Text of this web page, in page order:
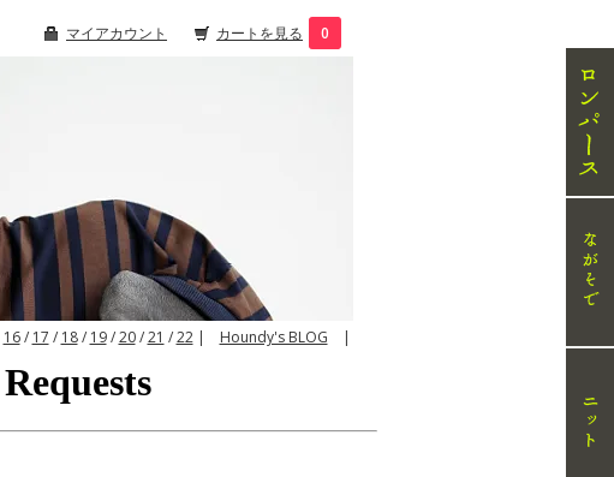
マイアカウント カートを見る 0
16/ 17 / 18/ 19/20/21 /22| Houndy's BLOG |